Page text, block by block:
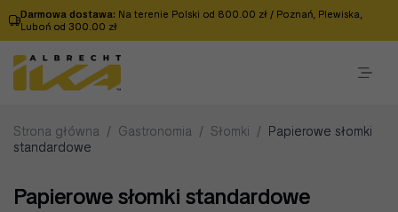
Darmowa dostawa: Na terenie Polski od 800.00 zł / Poznań, Plewiska,
Luboń od 300.00 zł
Strona główna / Gastronomia / Słomki / Papierowe słomki
standardowe
Papierowe słomki standardowe